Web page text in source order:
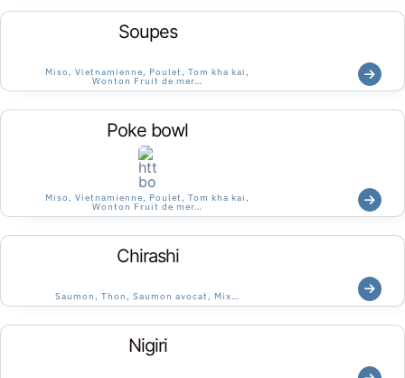
Soupes
Miso, Vietnamienne, Poulet, Tom kha kai,
Wonton Fruit de mer…
Poke bowl
Miso, Vietnamienne, Poulet, Tom kha kai,
Wonton Fruit de mer…
Chirashi
Saumon, Thon, Saumon avocat, Mix…
Nigiri